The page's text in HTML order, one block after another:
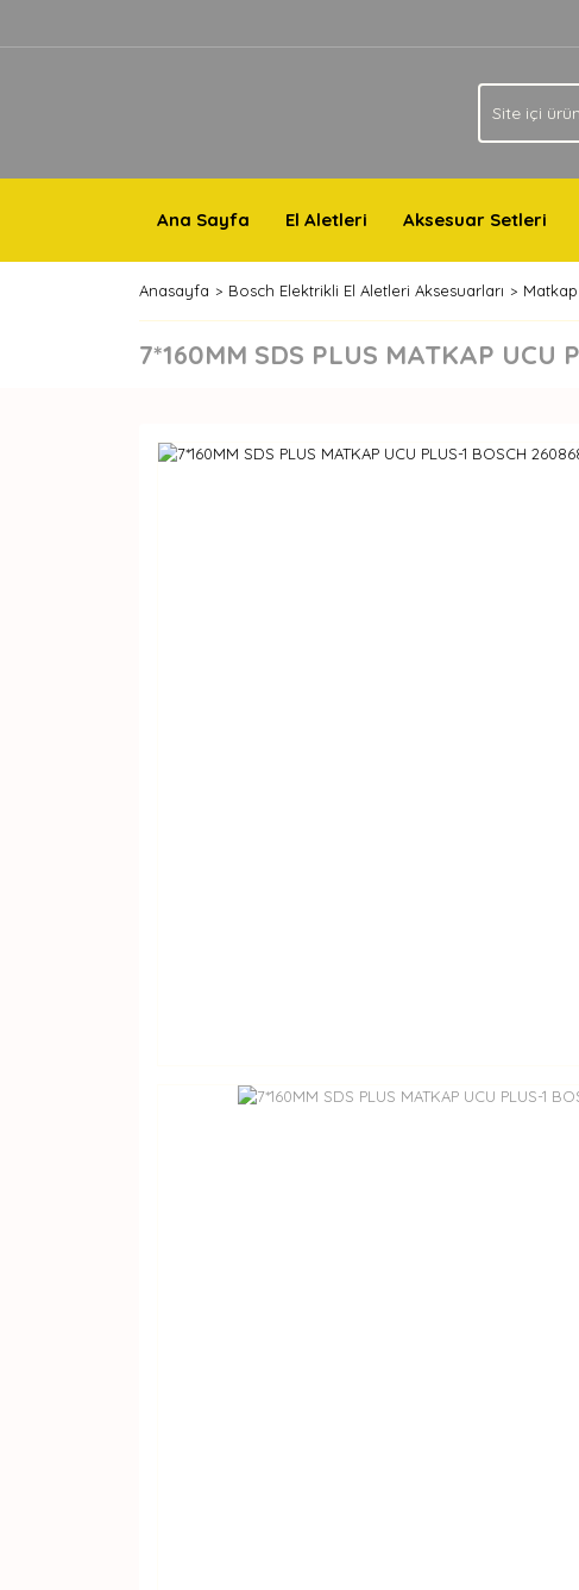
Ana Sayfa El Aletleri Aksesuar Setleri
Anasayfa Bosch Elektrikli El Aletleri Aksesuarları Matkap
7*160MM SDS PLUS MATKAP UCU